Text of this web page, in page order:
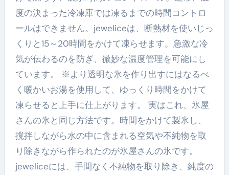
度の決まった冷凍庫では凍るまでの時間コントロ
ールはできません。jeweliceは、断熱材を使いじっ
くりと15～20時間をかけて凍らせます。急激な冷
気が伝わるのを防ぎ、微妙な温度管理を可能にし
ています。 ※より透明な氷を作り出すにはなるべ
く暖かいお湯を使用して、ゆっくり時間をかけて
凍らせると上手に仕上がります。 実はこれ、氷屋
さんの氷と同じ方法です。時間をかけて製氷し、
撹拌しながら水の中に含まれる空気や不純物を取
り除きながら作られたのが氷屋さんの氷です。
jeweliceには、手間なく不純物を取り除き、純度の